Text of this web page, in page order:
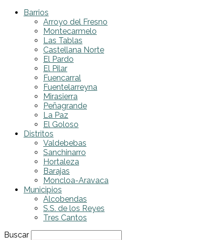
Barrios
Arroyo del Fresno
Montecarmelo
Las Tablas
Castellana Norte
El Pardo
El Pilar
Fuencarral
Fuentelarreyna
Mirasierra
Peñagrande
La Paz
El Goloso
Distritos
Valdebebas
Sanchinarro
Hortaleza
Barajas
Moncloa-Aravaca
Municipios
Alcobendas
S.S. de los Reyes
Tres Cantos
Buscar